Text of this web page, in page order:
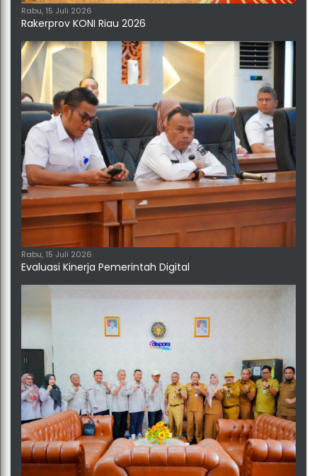
Rabu, 15 Juli 2026
Rakerprov KONI Riau 2026
Rabu, 15 Juli 2026
Evaluasi Kinerja Pemerintah Digital